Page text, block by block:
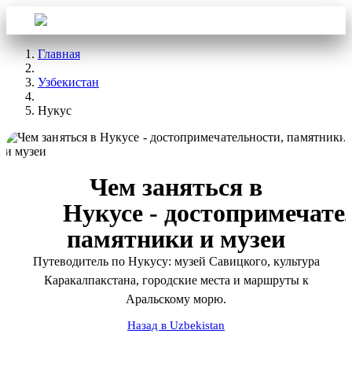
Главная
Узбекистан
Нукус
Чем заняться в
Нукусе -
памятники и музеи
Путеводитель по Нукусу: музей Савицкого, культура
Каракалпакстана, городские места и маршруты к
Аральскому морю.
Назад в Uzbekistan